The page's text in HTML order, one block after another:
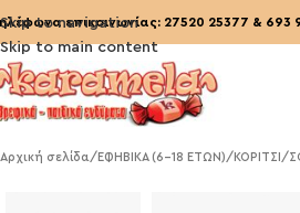
Skip to navigation
Skip to main content
επικοινωνίας: 27520 25377 & 693
Αρχική σελίδα/ ΕΦΗΒΙΚΑ (6-18 ΕΤΩΝ)/ ΚΟΡΙΤΣΙ /